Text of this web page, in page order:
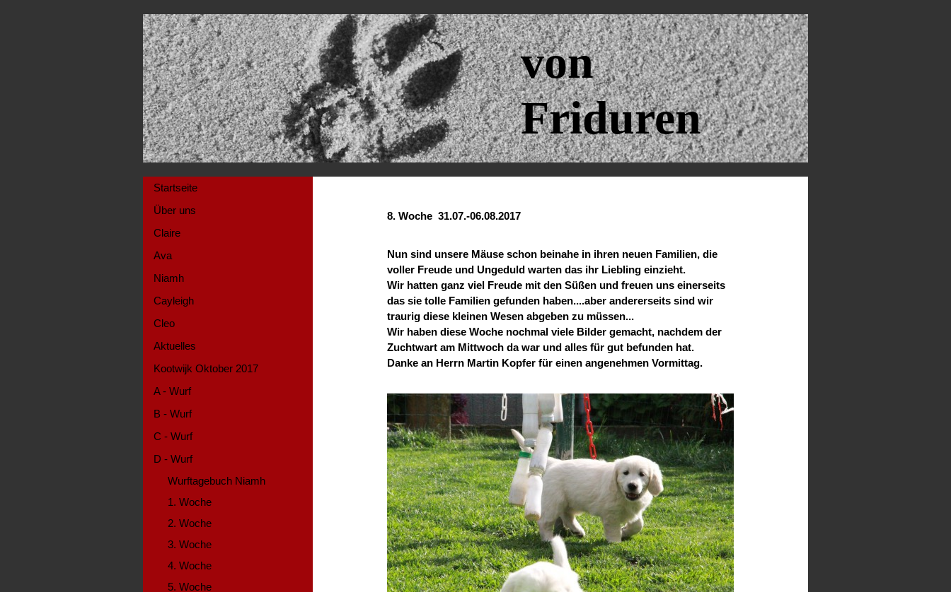
von
Friduren
8. Woche 31.07.-06.08.2017
Nun sind unsere Mäuse schon beinahe in ihren neuen Familien, die
voller Freude und Ungeduld warten das ihr Liebling einzieht.
Wir hatten ganz viel Freude mit den Süßen und freuen uns einerseits
das sie tolle Familien gefunden haben....aber andererseits sind wir
traurig diese kleinen Wesen abgeben zu müssen...
Wir haben diese Woche nochmal viele Bilder gemacht, nachdem der
Zuchtwart am Mittwoch da war und alles für gut befunden hat.
Danke an Herrn Martin Kopfer für einen angenehmen Vormittag.
Startseite
Über uns
Claire
Ava
Niamh
Cayleigh
Cleo
Aktuelles
Kootwijk Oktober 2017
A - Wurf
B - Wurf
C - Wurf
D - Wurf
Wurftagebuch Niamh
1. Woche
2. Woche
3. Woche
4. Woche
5. Woche